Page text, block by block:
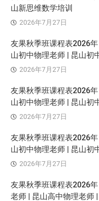
山新思维数学培训
2026年7月27日
友果秋季班课程表2026
山初中物理老师 | 昆山初
2026年7月27日
友果秋季班课程表2026
山初中物理老师 | 昆山初
2026年7月27日
友果秋季班课程表2026
山初中物理老师 | 昆山初
2026年7月27日
友果秋季班课程表2026
老师 | 昆山高中物理老师